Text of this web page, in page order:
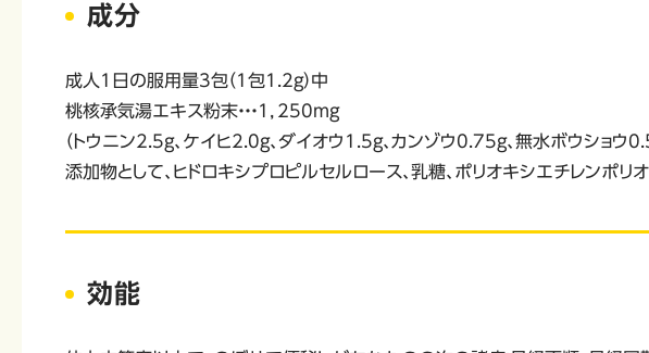
成分
成人1日の服用量3包（1包1.2g）中
桃核承気湯エキス粉末・・・1，250mg
（トウニン2.5g、ケイヒ2.0g、ダイオウ1.5g、カンゾウ0.75g、無水ボウショウ
添加物として、ヒドロキシプロピルセルロース、乳糖、ポリオキシエチレンポリ
効能